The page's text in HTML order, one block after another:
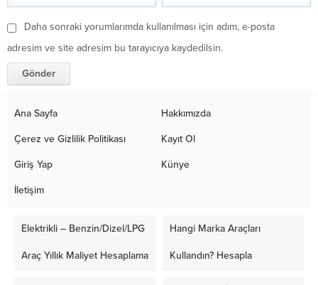
Daha sonraki yorumlarımda kullanılması için adım, e-posta
adresim ve site adresim bu tarayıcıya kaydedilsin.
Ana Sayfa Hakkımızda
Çerez ve Gizlilik Politikası Kayıt Ol
Giriş Yap Künye
İletişim
Elektrikli – Benzin/Dizel/LPG
Araç Yıllık Maliyet Hesaplama
Hangi Marka Araçları
Kullandın? Hesapla